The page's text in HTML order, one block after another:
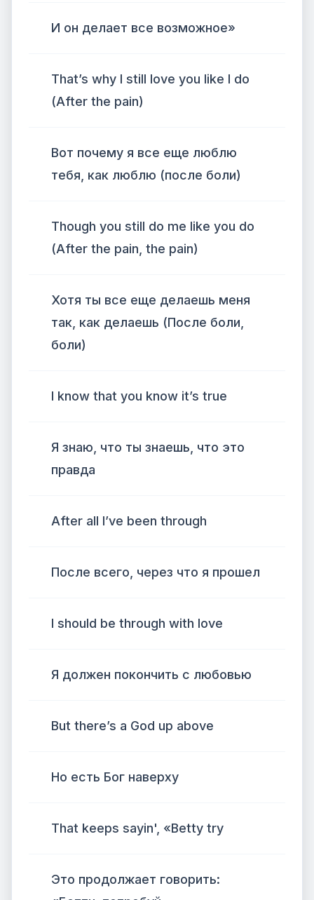
И он делает все возможное»
That’s why I still love you like I do
(After the pain)
Вот почему я все еще люблю
тебя, как люблю (после боли)
Though you still do me like you do
(After the pain, the pain)
Хотя ты все еще делаешь меня
так, как делаешь (После боли,
боли)
I know that you know it’s true
Я знаю, что ты знаешь, что это
правда
After all I’ve been through
После всего, через что я прошел
I should be through with love
Я должен покончить с любовью
But there’s a God up above
Но есть Бог наверху
That keeps sayin', «Betty try
Это продолжает говорить: